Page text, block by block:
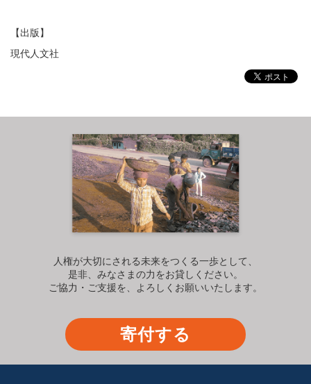
【出版】
現代人文社
人権が大切にされる未来をつくる一歩として、
是非、みなさまの力をお貸しください。
ご協力・ご支援を、よろしくお願いいたします。
寄付する